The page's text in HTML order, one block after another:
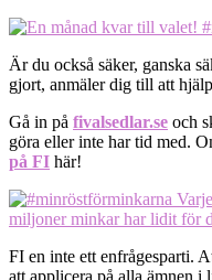
Är du också säker, ganska
gjort, anmäler dig till att
Gå in på fivalsedlar.se och
göra eller inte har tid med.
på FI här!
FI en inte ett enfrågesparti.
att applicera på alla ämnen i